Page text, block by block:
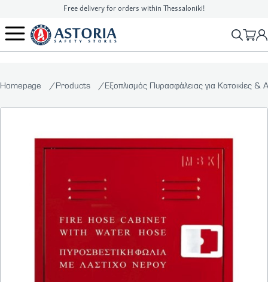
Free delivery for orders within Thessaloniki!
2310 90 16 16 info@astoriasafetystores.gr
Homepage Products Εξοπλισμός Πυρασφάλειας για Κατοικίες